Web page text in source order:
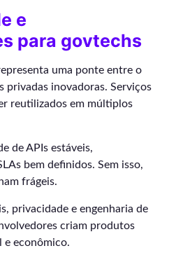
e
para govtechs
uma ponte entre o
privadas inovadoras. Serviços
reutilizados em múltiplos
de APIs estáveis,
bem definidos. Sem isso,
frágeis.
privacidade e engenharia de
criam produtos
e econômico.